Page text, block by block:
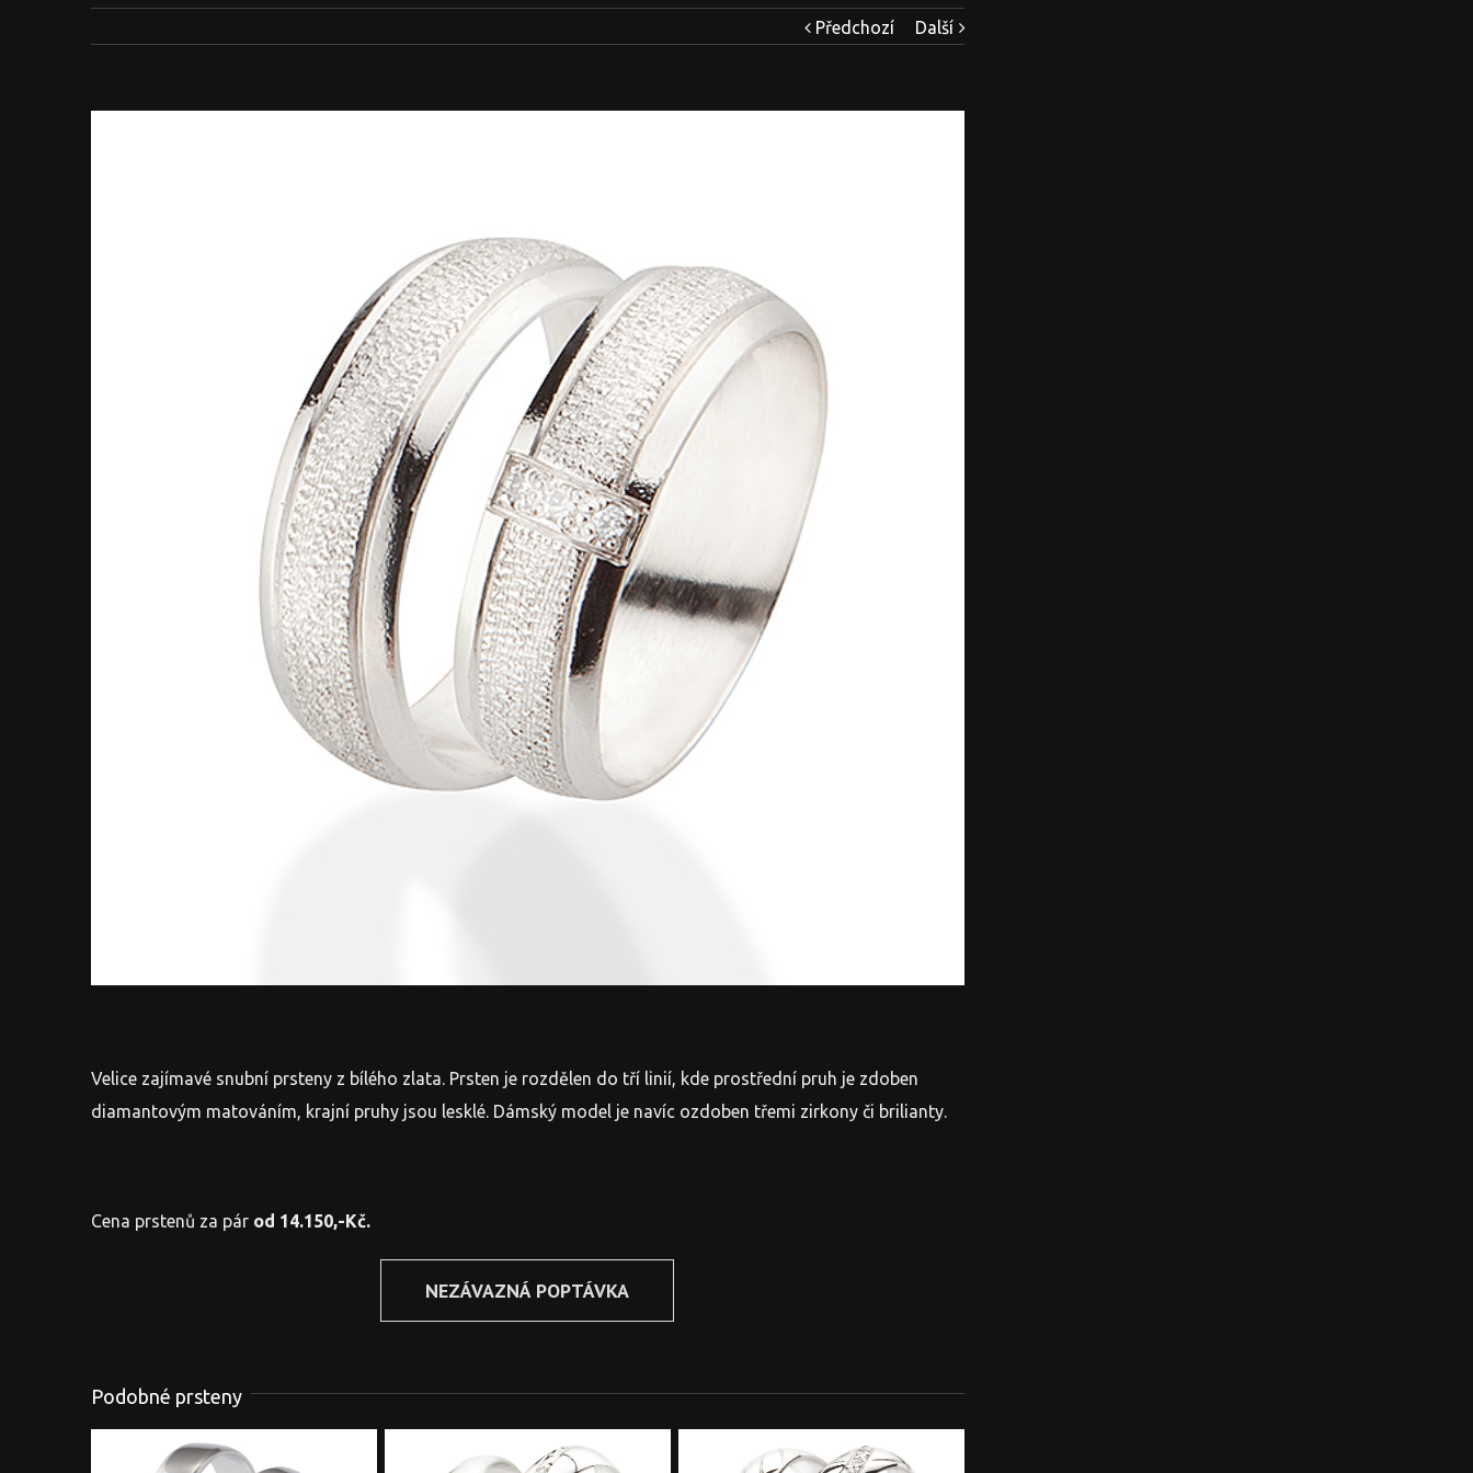
Předchozí Další
Velice zajímavé snubní prsteny z bílého zlata. Prsten je rozdělen do tří linií, kde prostřední pruh je zdoben
diamantovým matováním, krajní pruhy jsou lesklé. Dámský model je navíc ozdoben třemi zirkony či brilianty.
Cena prstenů za pár od 14.150,-Kč.
NEZÁVAZNÁ POPTÁVKA
Podobné prsteny